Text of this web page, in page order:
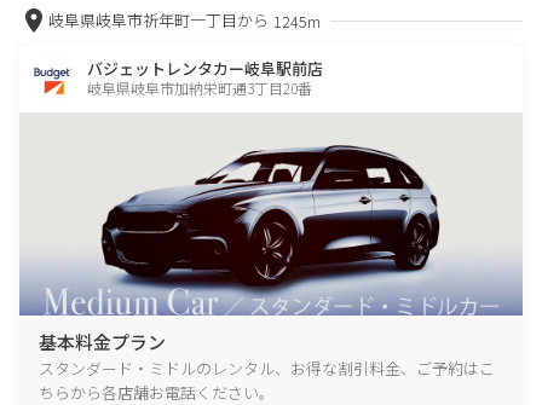
岐阜県岐阜市祈年町一丁目から 1245m
バジェットレンタカー岐阜駅前店
岐阜県岐阜市加納栄町通3丁目20番
基本料金プラン
スタンダード・ミドルのレンタル、お得な割引料金、ご予約はこ
ちらから各店舗お電話ください。